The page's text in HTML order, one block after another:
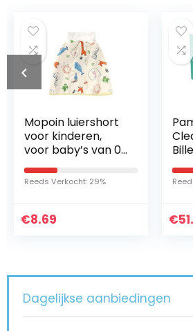
Mopoin luiershort
voor kinderen,
voor baby’s van 0-
3 jaar, katoenen
rok met hoge
baby’s van 0…
Reeds Verkocht: 29%
€8.69 €
Dagelijkse aanbiedingen